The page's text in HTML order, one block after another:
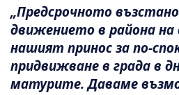
„Предсрочното
движението в района
нашият принос за по-
придвижване в града в
матурите. Даваме